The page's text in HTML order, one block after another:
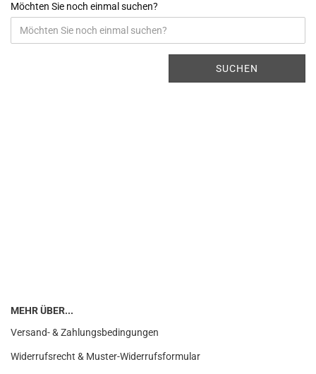
Möchten Sie noch einmal suchen?
SUCHEN
MEHR ÜBER...
Versand- & Zahlungsbedingungen
Widerrufsrecht & Muster-Widerrufsformular